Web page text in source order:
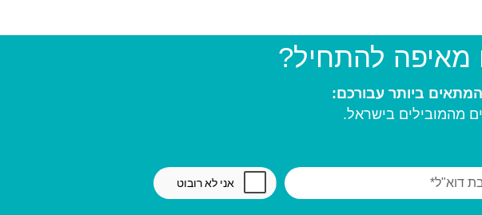
מאיפה להתחיל?
מהמובילים בישראל.